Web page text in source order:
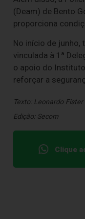
(Deam) de Bento
proporciona
No início de junho,
vinculada à 1ª
o apoio do
reforçar a
Texto: Leonardo
Edição: Secom
Clique